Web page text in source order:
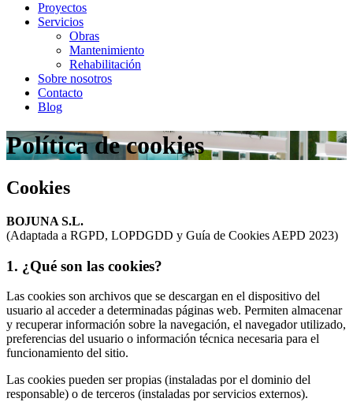
Proyectos
Servicios
Obras
Mantenimiento
Rehabilitación
Sobre nosotros
Contacto
Blog
Política de cookies
Cookies
BOJUNA S.L.
(Adaptada a RGPD, LOPDGDD y Guía de Cookies AEPD 2023)
1. ¿Qué son las cookies?
Las cookies son archivos que se descargan en el dispositivo del
usuario al acceder a determinadas páginas web. Permiten almacenar
y recuperar información sobre la navegación, el navegador utilizado,
preferencias del usuario o información técnica necesaria para el
funcionamiento del sitio.
Las cookies pueden ser propias (instaladas por el dominio del
responsable) o de terceros (instaladas por servicios externos).